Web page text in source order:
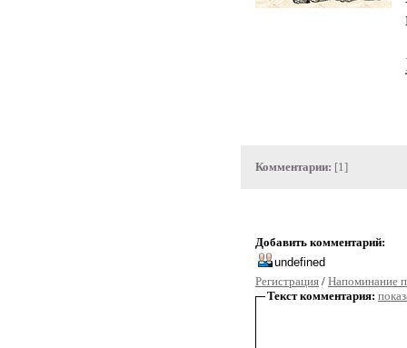
Комментарии: [1]
Добавить комментарий:
Регистрация / Напоминание
Текст комментария: